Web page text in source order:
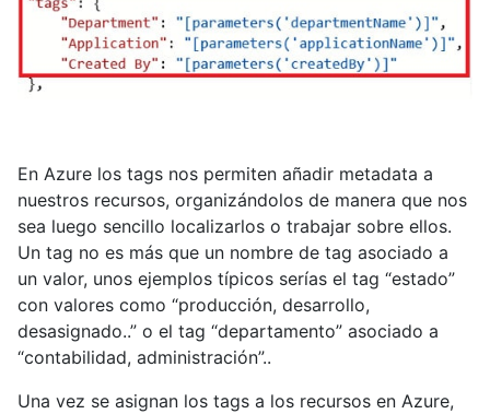
En Azure los tags nos permiten añadir metadata a
nuestros recursos, organizándolos de manera que nos
sea luego sencillo localizarlos o trabajar sobre ellos.
Un tag no es más que un nombre de tag asociado a
un valor, unos ejemplos típicos serías el tag “estado”
con valores como “producción, desarrollo,
desasignado..” o el tag “departamento” asociado a
“contabilidad, administración”..
Una vez se asignan los tags a los recursos en Azure,